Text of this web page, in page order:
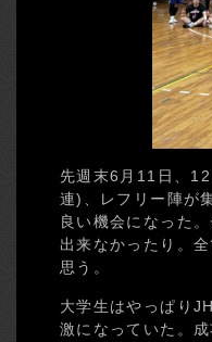
先週末6月11日、
連)、レフリー陣が
良い機会になった
出来なかったり。
思う。
大学生はやっぱり
激になっていた。